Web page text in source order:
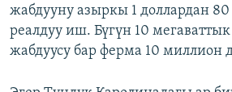
жабдууну азыркы 1 доллардан
реалдуу иш. Бүгүн 10
жабдуусу бар ферма 10 миллион